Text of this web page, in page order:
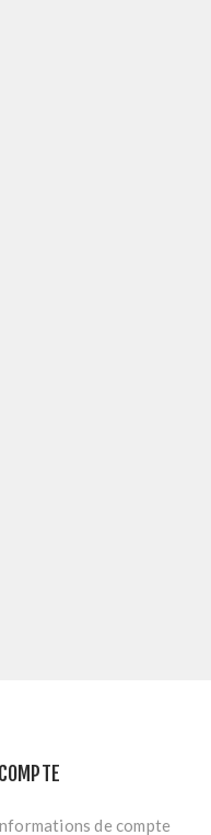
de compte